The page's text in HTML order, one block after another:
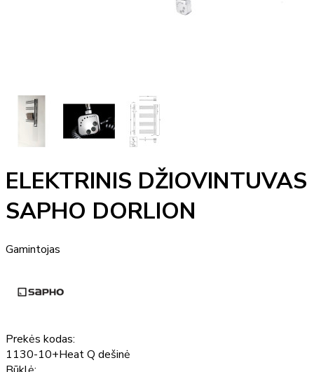
ELEKTRINIS DŽIOVINTUVAS
SAPHO DORLION
Gamintojas
Prekės kodas:
1130-10+Heat Q dešinė